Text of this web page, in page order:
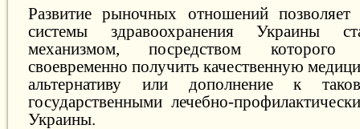
Развитие рыночных отношений позволяет
системы здравоохранения Украины
механизмом, посредством
своевременно получить качественную
альтернативу или дополнение к
государственными лечебно-
Украины.